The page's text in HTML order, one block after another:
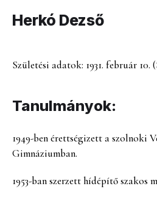
Herkó Dezső
Születési adatok: 1931. február 10.
Tanulmányok:
1949-ben érettségizett a szolnoki
Gimnáziumban.
1953-ban szerzett hídépítő szakos